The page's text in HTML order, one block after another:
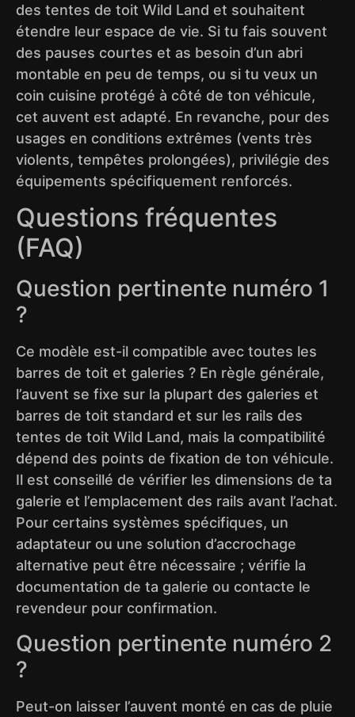
des tentes de toit Wild Land et souhaitent
étendre leur espace de vie. Si tu fais souvent
des pauses courtes et as besoin d’un abri
montable en peu de temps, ou si tu veux un
coin cuisine protégé à côté de ton véhicule,
cet auvent est adapté. En revanche, pour des
usages en conditions extrêmes (vents très
violents, tempêtes prolongées), privilégie des
équipements spécifiquement renforcés.
Questions fréquentes
(FAQ)
Question pertinente numéro 1
?
Ce modèle est-il compatible avec toutes les
barres de toit et galeries ? En règle générale,
l’auvent se fixe sur la plupart des galeries et
barres de toit standard et sur les rails des
tentes de toit Wild Land, mais la compatibilité
dépend des points de fixation de ton véhicule.
Il est conseillé de vérifier les dimensions de ta
galerie et l’emplacement des rails avant l’achat.
Pour certains systèmes spécifiques, un
adaptateur ou une solution d’accrochage
alternative peut être nécessaire ; vérifie la
documentation de ta galerie ou contacte le
revendeur pour confirmation.
Question pertinente numéro 2
?
Peut-on laisser l’auvent monté en cas de pluie